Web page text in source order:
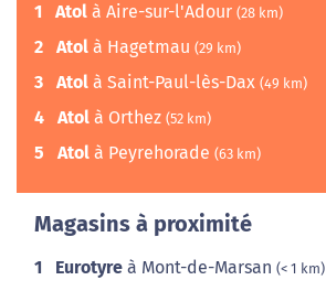
1 Atol à Aire-sur-l'Adour (28 km)
2 Atol à Hagetmau (29 km)
3 Atol à Saint-Paul-lès-Dax (49 km)
4 Atol à Orthez (52 km)
5 Atol à Peyrehorade (63 km)
Magasins à proximité
1 Eurotyre à Mont-de-Marsan (< 1 km)